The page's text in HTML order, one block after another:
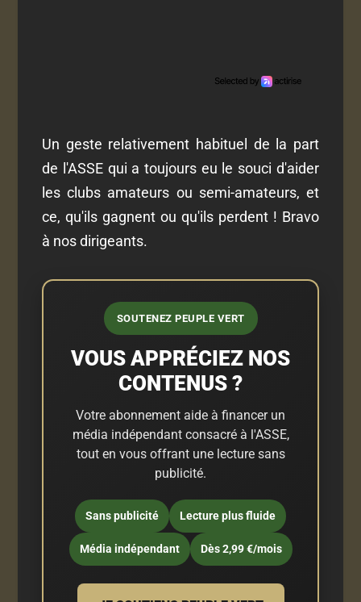
Un geste relativement habituel de la part
de l'ASSE qui a toujours eu le souci d'aider
les clubs amateurs ou semi-amateurs, et
ce, qu'ils gagnent ou qu'ils perdent ! Bravo
à nos dirigeants.
SOUTENEZ PEUPLE VERT
VOUS APPRÉCIEZ NOS
CONTENUS ?
Votre abonnement aide à financer un
média indépendant consacré à l'ASSE,
tout en vous offrant une lecture sans
publicité.
Sans publicité Lecture plus fluide
Média indépendant Dès 2,99 €/mois